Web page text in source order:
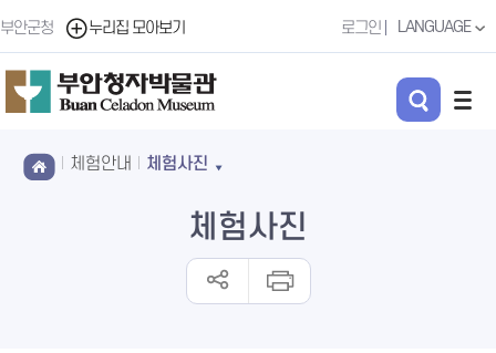
부안군청 누리집 모아보기 로그인 LANGUAGE
체험안내 체험사진
체험사진